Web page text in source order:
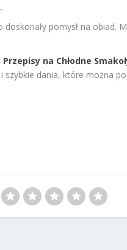
doskonały pomysł na obiad.
na Chłodne
szybkie dania, które można